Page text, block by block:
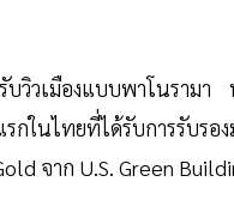
เมืองแบบพาโนรามา น
กในไทยที่ได้รับการรับร
จาก U.S. Green